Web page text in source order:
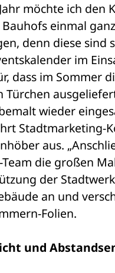
möchte ich den
einmal
denn diese sind
im
dass im Sommer
Türchen
wieder
Stadtmarketing-
aus.
die großen
der
an und
Folien.
und